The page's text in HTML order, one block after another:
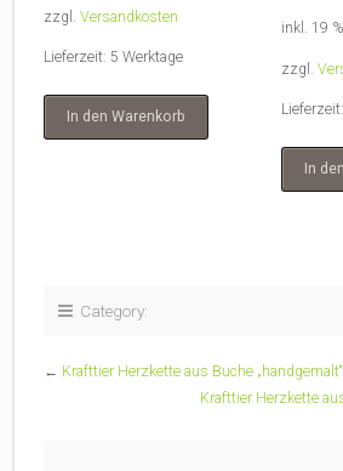
zzgl. Versandkosten
Lieferzeit: 5 Werktage
In den Warenkorb
inkl. 19
zzgl.
Lieferzeit:
In
Category:
← Krafttier Herzkette aus Buche „handgemalt“
Krafttier Herzkette